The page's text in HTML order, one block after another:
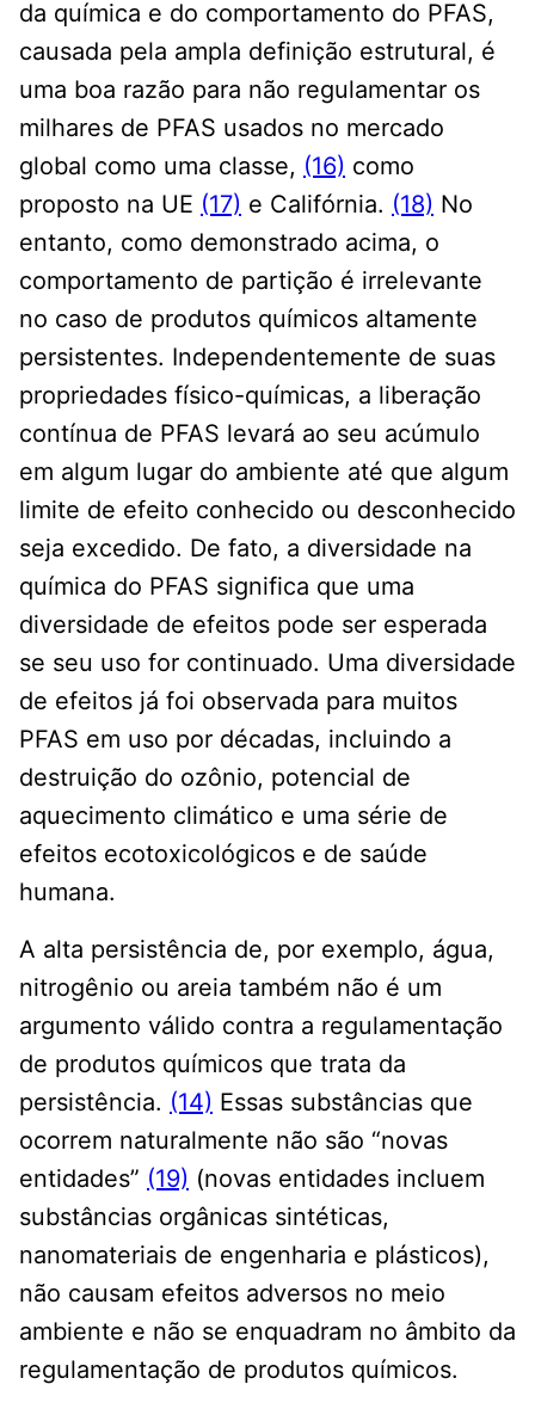
da química e do comportamento do PFAS,
causada pela ampla definição estrutural, é
uma boa razão para não regulamentar os
milhares de PFAS usados ​​no mercado
global como uma classe, (16) como
proposto na UE (17) e Califórnia. (18) No
entanto, como demonstrado acima, o
comportamento de partição é irrelevante
no caso de produtos químicos altamente
persistentes. Independentemente de suas
propriedades físico-químicas, a liberação
contínua de PFAS levará ao seu acúmulo
em algum lugar do ambiente até que algum
limite de efeito conhecido ou desconhecido
seja excedido. De fato, a diversidade na
química do PFAS significa que uma
diversidade de efeitos pode ser esperada
se seu uso for continuado. Uma diversidade
de efeitos já foi observada para muitos
PFAS em uso por décadas, incluindo a
destruição do ozônio, potencial de
aquecimento climático e uma série de
efeitos ecotoxicológicos e de saúde
humana.
A alta persistência de, por exemplo, água,
nitrogênio ou areia também não é um
argumento válido contra a regulamentação
de produtos químicos que trata da
persistência. (14) Essas substâncias que
ocorrem naturalmente não são “novas
entidades” (19) (novas entidades incluem
substâncias orgânicas sintéticas,
nanomateriais de engenharia e plásticos),
não causam efeitos adversos no meio
ambiente e não se enquadram no âmbito da
regulamentação de produtos químicos.